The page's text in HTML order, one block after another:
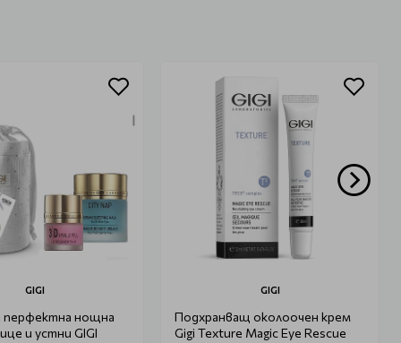
GIGI
перфектна нощна
и устни GIGI
GIGI
Подхранващ околоочен крем
Gigi Texture Magic Eye Rescue